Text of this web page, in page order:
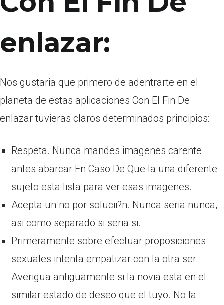
enlazar:
Nos gustaria que primero de adentrarte en el
planeta de estas aplicaciones Con El Fin De
enlazar tuvieras claros determinados principios:
Respeta. Nunca mandes imagenes carente
antes abarcar En Caso De Que la una diferente
sujeto esta lista para ver esas imagenes.
Acepta un no por solucii?n. Nunca seri­a nunca,
asi­ como separado si seri­a si.
Primeramente sobre efectuar proposiciones
sexuales intenta empatizar con la otra ser.
Averigua antiguamente si la novia esta en el
similar estado de deseo que el tuyo. No la